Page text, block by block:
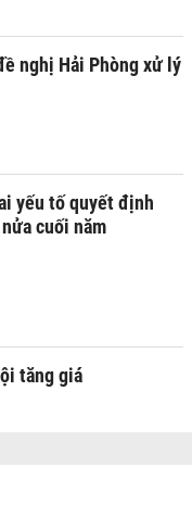
nghị Hải Phòng xử lý
yếu tố quyết định
cuối năm
tăng giá